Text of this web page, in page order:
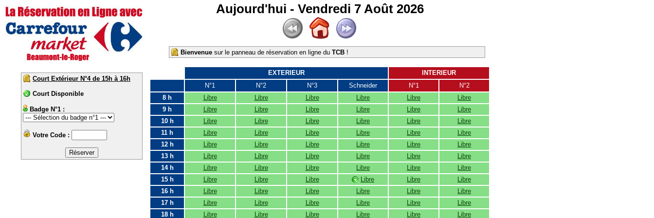
Aujourd'hui - Vendredi 7 Août 2026
Bienvenue sur le panneau de réservation en ligne du TCB !
Court Extérieur N°4 de 15h à 16h
Court Disponible
Badge N°1 :
Votre Code :
EXTERIEUR
INTERIEUR
N°1
N°2 N°3 Schneider N°1
N°2
8 h
Libre Libre Libre Libre Libre
Libre
9 h
Libre Libre Libre Libre Libre
Libre
10 h
Libre Libre Libre Libre Libre
Libre
11 h
Libre Libre Libre Libre Libre
Libre
12 h
Libre Libre Libre Libre Libre
Libre
13 h
Libre Libre Libre Libre Libre
Libre
14 h
Libre Libre Libre Libre Libre
Libre
15 h
Libre Libre Libre Libre Libre
Libre
16 h
Libre Libre Libre Libre Libre
Libre
17 h
Libre Libre Libre Libre Libre
Libre
18 h
Libre Libre Libre Libre Libre
Libre